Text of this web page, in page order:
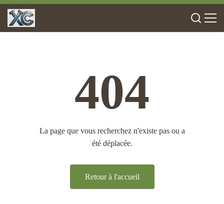
404
La page que vous recherchez n'existe pas ou a
été déplacée.
Retour à l'accueil